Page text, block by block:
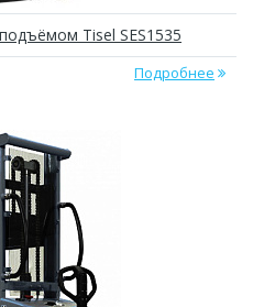
Tisel SES1535
Подробнее